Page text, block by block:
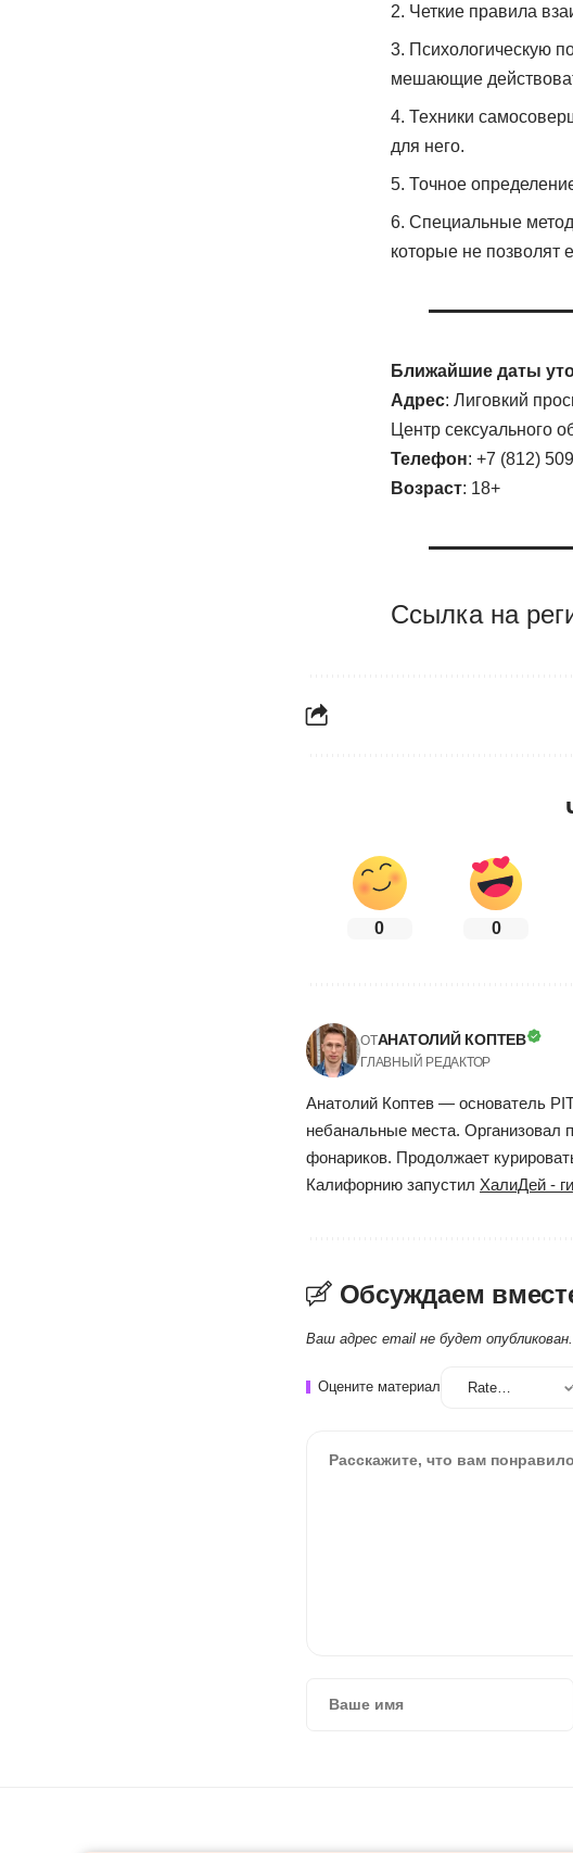
Четкие правила
Психологическую
мешающие
Техники
для него.
Точное
Специальные
которые не позволят
Ближайшие даты
Адрес: Лиговкий
Центр сексуального
Телефон: +7 (812)
Возраст: 18+
Ссылка на
0 0
ОТАНАТОЛИЙ КОПТЕВ
ГЛАВНЫЙ РЕДАКТОР
Анатолий Коптев — основатель
небанальные места.
фонариков. Продолжает
Калифорнию запустил ХалиДей -
Обсуждаем
Ваш адрес email не будет опубликован.
Оцените материал